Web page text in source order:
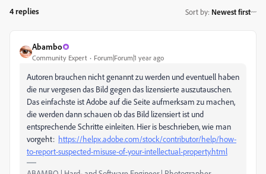
4 replies Sort by: Newest first
Abambo
Community Expert Forum|Forum|1 year ago
Autoren brauchen nicht genannt zu werden und eventuell haben
die nur vergesen das Bild gegen das lizensierte auszutauschen.
Das einfachste ist Adobe auf die Seite aufmerksam zu machen,
die werden dann schauen ob das Bild lizensiert ist und
entsprechende Schritte einleiten. Hier is beschrieben, wie man
vorgeht: https://helpx.adobe.com/stock/contributor/help/how-
to-report-suspected-misuse-of-your-intellectual-property.html